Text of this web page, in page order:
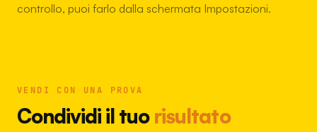
controllo, puoi farlo dalla schermata Impostazioni.
VENDI CON UNA PROVA
Condividi il tuo risultato